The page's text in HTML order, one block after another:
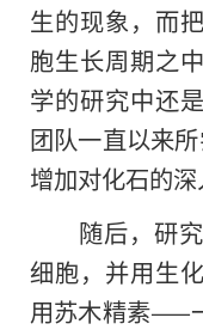
生的现象，而
胞生长周期之
学的研究中还
团队一直以来
增加对化石的深
随后，研
细胞，并用生
用苏木精素——